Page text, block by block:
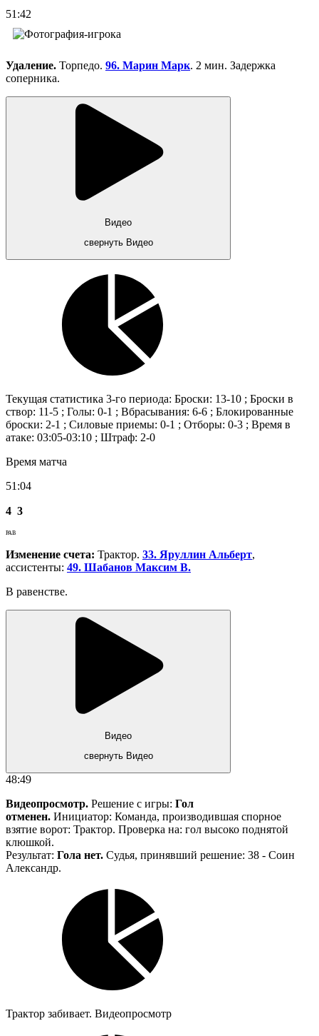
51:42
Удаление. Торпедо. 96. Марин Марк. 2 мин. Задержка
соперника.
Видео
свернуть Видео
Текущая статистика 3-го периода: Броски: 13-10 ; Броски в
створ: 11-5 ; Голы: 0-1 ; Вбрасывания: 6-6 ; Блокированные
броски: 2-1 ; Силовые приемы: 0-1 ; Отборы: 0-3 ; Время в
атаке: 03:05-03:10 ; Штраф: 2-0
Время матча
51:04
4 3
РАВ
Изменение счета: Трактор. 33. Яруллин Альберт,
ассистенты: 49. Шабанов Максим В.
В равенстве.
Видео
свернуть Видео
48:49
Видеопросмотр. Решение с игры: Гол
отменен. Инициатор: Команда, производившая спорное
взятие ворот: Трактор. Проверка на: гол высоко поднятой
клюшкой.
Результат: Гола нет. Судья, принявший решение: 38 - Соин
Александр.
Трактор забивает. Видеопросмотр